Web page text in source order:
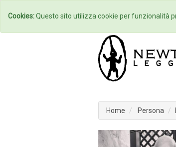
Home
Home Persona
Cookies:Questo sito utilizza cookie per funzionalità